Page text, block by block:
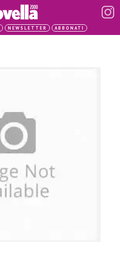
NEWSLETTER ABBONATI